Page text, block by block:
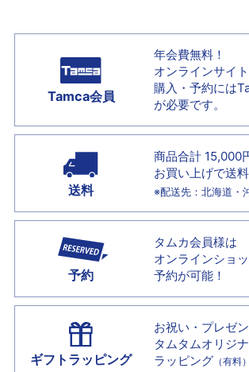
Tamca会員
年会費無料！
オンラインサイ
購入・予約には
が必要です。
送料
商品合計 15,000
お買い上げで送
※配送先：北海道・
予約
タムカ会員様は
オンラインショ
予約が可能！
ギフトラッピング
お祝い・プレゼ
タムタムオリジ
ラッピング （有料）